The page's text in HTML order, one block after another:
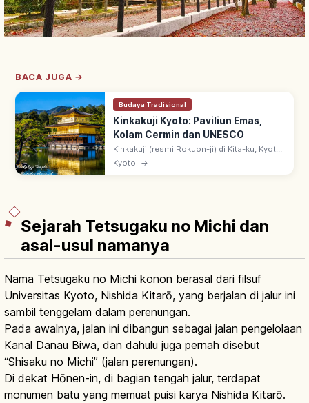
BACA JUGA →
Budaya Tradisional
Kinkakuji Kyoto: Paviliun Emas,
Kolam Cermin dan UNESCO
Kinkakuji (resmi Rokuon-ji) di Kita-ku, Kyoto:
paviliun 3 lantai berlapis daun emas
(Shariden), didirikan Ashikaga Yoshimitsu.
Kyoto →
Sejarah Tetsugaku no Michi dan
asal-usul namanya
Nama Tetsugaku no Michi konon berasal dari filsuf
Universitas Kyoto, Nishida Kitarō, yang berjalan di jalur ini
sambil tenggelam dalam perenungan.
Pada awalnya, jalan ini dibangun sebagai jalan pengelolaan
Kanal Danau Biwa, dan dahulu juga pernah disebut
“Shisaku no Michi” (jalan perenungan).
Di dekat Hōnen-in, di bagian tengah jalur, terdapat
monumen batu yang memuat puisi karya Nishida Kitarō.